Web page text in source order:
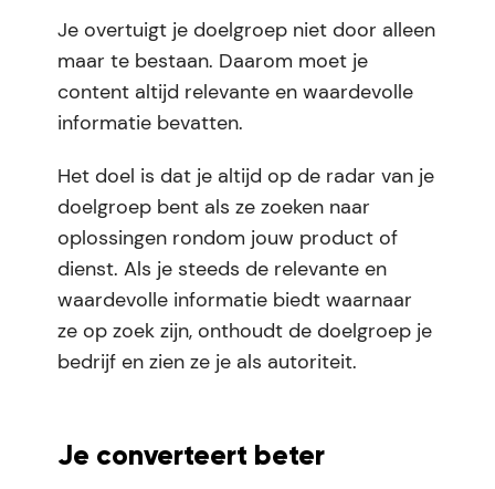
Je overtuigt je doelgroep niet door alleen
maar te bestaan. Daarom moet je
content altijd relevante en waardevolle
informatie bevatten.
Het doel is dat je altijd op de radar van je
doelgroep bent als ze zoeken naar
oplossingen rondom jouw product of
dienst. Als je steeds de relevante en
waardevolle informatie biedt waarnaar
ze op zoek zijn, onthoudt de doelgroep je
bedrijf en zien ze je als autoriteit.
Je converteert beter